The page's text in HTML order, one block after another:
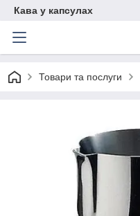
Кава у капсулах
Товари та послуги